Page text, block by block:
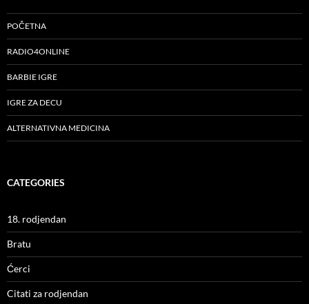
POČETNA
RADIO4ONLINE
BARBIE IGRE
IGRE ZA DECU
ALTERNATIVNA MEDICINA
CATEGORIES
18. rodjendan
Bratu
Ćerci
Citati za rodjendan